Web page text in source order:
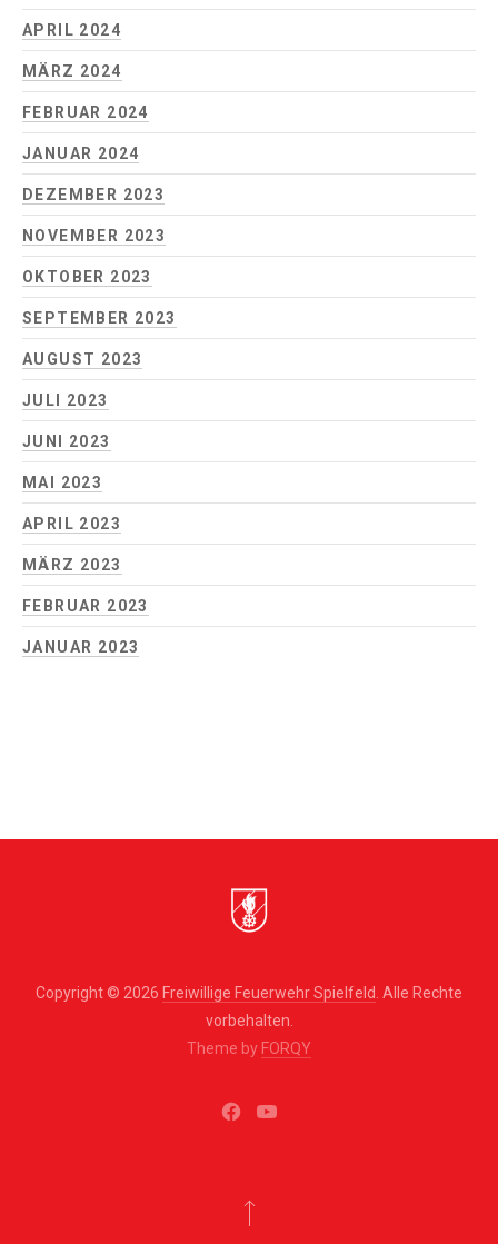
APRIL 2024
MÄRZ 2024
FEBRUAR 2024
JANUAR 2024
DEZEMBER 2023
NOVEMBER 2023
OKTOBER 2023
SEPTEMBER 2023
AUGUST 2023
JULI 2023
JUNI 2023
MAI 2023
APRIL 2023
MÄRZ 2023
FEBRUAR 2023
JANUAR 2023
Copyright © 2026 Freiwillige Feuerwehr Spielfeld . Alle Rechte
vorbehalten.
Theme by FORQY
New New